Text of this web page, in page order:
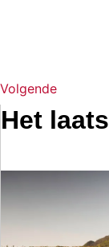
Volgende
Het